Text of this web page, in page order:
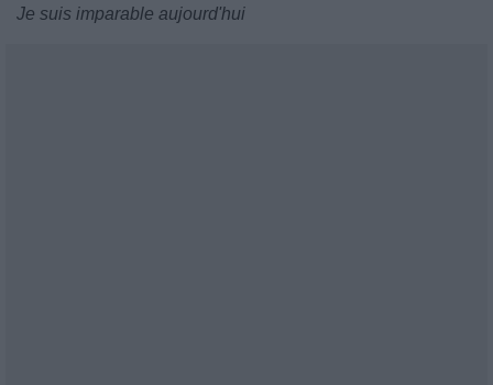
Je suis imparable aujourd'hui